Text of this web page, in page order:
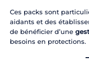
Ces packs sont
aidants et des
de bénéficier d’une
besoins en protections.